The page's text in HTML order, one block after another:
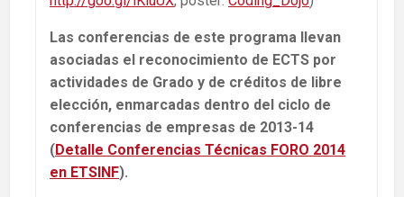
Las conferencias de este programa llevan
asociadas el reconocimiento de ECTS por
actividades de Grado y de créditos de libre
elección, enmarcadas dentro del ciclo de
conferencias de empresas de 2013-14
(Detalle Conferencias Técnicas FORO 2014
en ETSINF).